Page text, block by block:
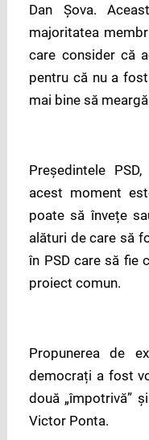
Dan Șova.
majoritatea
care consider că
pentru că nu a
mai bine să
Președintele
acest moment
poate să învețe
alături de care să
în PSD care să fie
proiect comun.
Propunerea de
democrați a fost
două „împotrivă”
Victor Ponta.